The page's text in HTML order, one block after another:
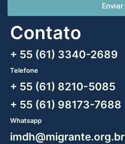
Enviar
Contato
+ 55 (61) 3340-2689
Telefone
+ 55 (61) 8210-5085
+ 55 (61) 98173-7688
Whatsapp
imdh@migrante.org.br